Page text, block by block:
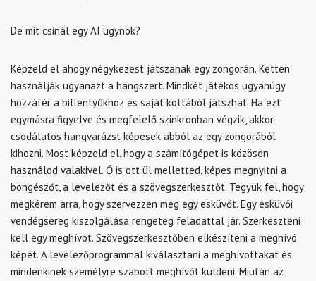
De mit csinál egy AI ügynök?
Képzeld el ahogy négykezest játszanak egy zongorán. Ketten
használják ugyanazt a hangszert. Mindkét játékos ugyanúgy
hozzáfér a billentyűkhöz és saját kottából játszhat. Ha ezt
egymásra figyelve és megfelelő szinkronban végzik, akkor
csodálatos hangvarázst képesek abból az egy zongorából
kihozni. Most képzeld el, hogy a számítógépet is közösen
használod valakivel. Ő is ott ül melletted, képes megnyitni a
böngészőt, a levelezőt és a szövegszerkesztőt. Tegyük fel, hogy
megkérem arra, hogy szervezzen meg egy esküvőt. Egy esküvői
vendégsereg kiszolgálása rengeteg feladattal jár. Szerkeszteni
kell egy meghívót. Szövegszerkesztőben elkészíteni a meghívó
képét. A levelezőprogrammal kiválasztani a meghívottakat és
mindenkinek személyre szabott meghívót küldeni. Miután az